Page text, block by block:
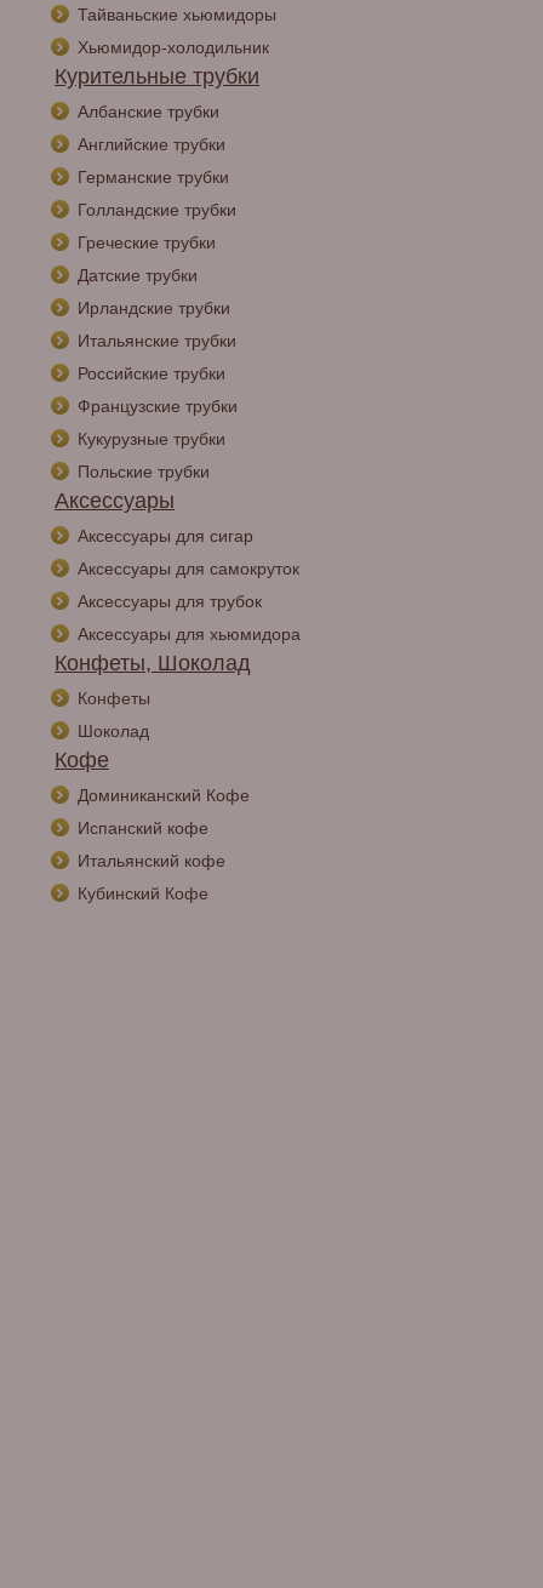
Тайваньские хьюмидоры
Хьюмидор-холодильник
Курительные трубки
Албанские трубки
Английские трубки
Германские трубки
Голландские трубки
Греческие трубки
Датские трубки
Ирландские трубки
Итальянские трубки
Российские трубки
Французские трубки
Кукурузные трубки
Польские трубки
Аксессуары
Аксессуары для сигар
Аксессуары для самокруток
Аксессуары для трубок
Аксессуары для хьюмидора
Конфеты, Шоколад
Конфеты
Шоколад
Кофе
Доминиканский Кофе
Испанский кофе
Итальянский кофе
Кубинский Кофе